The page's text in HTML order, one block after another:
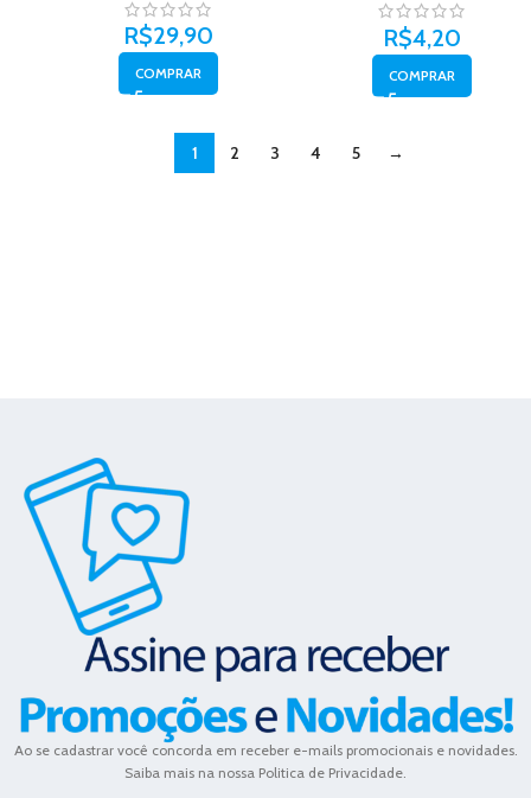
R$29,90
COMPRAR
R$4,20
COMPRAR
1 2 3 4 5 →
Ao se cadastrar você concorda em receber e-mails promocionais e novidades.
Saiba mais na nossa Politica de Privacidade.